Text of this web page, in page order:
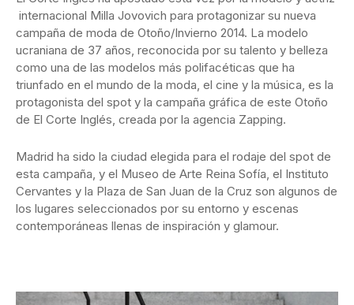
internacional Milla Jovovich para protagonizar su nueva
campaña de moda de Otoño/Invierno 2014. La modelo
ucraniana de 37 años, reconocida por su talento y belleza
como una de las modelos más polifacéticas que ha
triunfado en el mundo de la moda, el cine y la música, es la
protagonista del spot y la campaña gráfica de este Otoño
de El Corte Inglés, creada por la agencia Zapping.
Madrid ha sido la ciudad elegida para el rodaje del spot de
esta campaña, y el Museo de Arte Reina Sofía, el Instituto
Cervantes y la Plaza de San Juan de la Cruz son algunos de
los lugares seleccionados por su entorno y escenas
contemporáneas llenas de inspiración y glamour.